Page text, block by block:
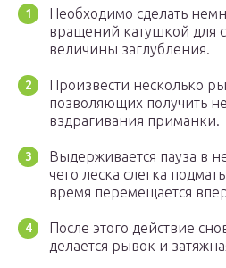
Необходимо сделать
вращений катушкой для
величины заглубления.
Произвести несколько
позволяющих получить
вздрагивания приманки.
Выдерживается пауза в
чего леска слегка
время перемещается
После этого действие
делается рывок и